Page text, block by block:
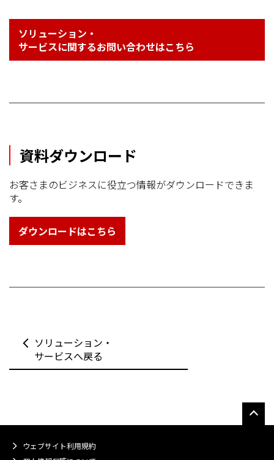
ソリューション・
サービスに関するお問い合わせはこちら
資料ダウンロード
お客さまのビジネスに役立つ情報がダウンロードできま
す。
ダウンロードはこちら
ソリューション・
サービスへ戻る
ウェブサイト利用規約